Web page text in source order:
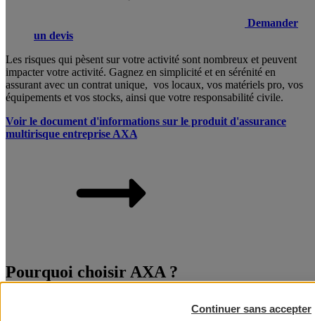
Demander
un devis
Les risques qui pèsent sur votre activité sont nombreux et peuvent
impacter votre activité. Gagnez en simplicité et en sérénité en
assurant avec un contrat unique, vos locaux, vos matériels pro, vos
équipements et vos stocks, ainsi que votre responsabilité civile.
Voir le document d'informations sur le produit d'assurance
multirisque entreprise AXA
Pourquoi choisir AXA ?
impacter votre activité. Gagnez en simplicité et en sérénité en
Continuer sans accepter